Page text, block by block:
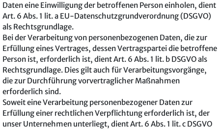
Daten eine Einwilligung der betroffenen Person einholen, dient
Art. 6 Abs. 1 lit. a EU-Datenschutzgrundverordnung (DSGVO)
als Rechtsgrundlage.
Bei der Verarbeitung von personenbezogenen Daten, die zur
Erfüllung eines Vertrages, dessen Vertragspartei die betroffene
Person ist, erforderlich ist, dient Art. 6 Abs. 1 lit. b DSGVO als
Rechtsgrundlage. Dies gilt auch für Verarbeitungsvorgänge,
die zur Durchführung vorvertraglicher Maßnahmen
erforderlich sind.
Soweit eine Verarbeitung personenbezogener Daten zur
Erfüllung einer rechtlichen Verpflichtung erforderlich ist, der
unser Unternehmen unterliegt, dient Art. 6 Abs. 1 lit. c DSGVO